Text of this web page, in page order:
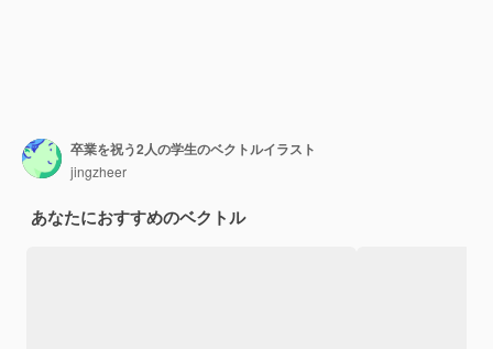
卒業を祝う2人の学生のベクトルイラスト
jingzheer
あなたにおすすめのベクトル